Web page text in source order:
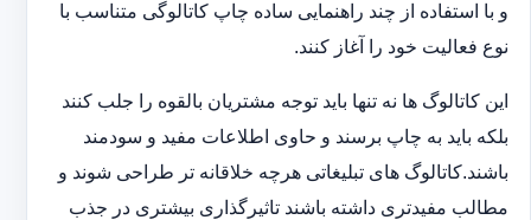
و با استفاده از چند راهنمایی ساده چاپ کاتالوگی متناسب با
نوع فعالیت خود را آغاز کنند.
این کاتالوگ ها نه تنها باید توجه مشتریان بالقوه را جلب کنند
بلکه باید به چاپ برسند و حاوی اطلاعات مفید و سودمند
باشند.کاتالوگ های تبلیغاتی هرچه خلاقانه تر طراحی شوند و
مطالب مفیدتری داشته باشند تاثیرگذاری بیشتری در جذب